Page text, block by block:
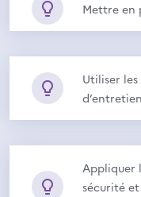
Mettre en
Utiliser
Appliquer
sécurité